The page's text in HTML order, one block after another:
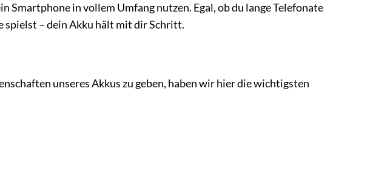
in vollem Umfang nutzen. Egal, ob du lange Telefonate
spielst – dein Akku hält mit dir Schritt.
unseres Akkus zu geben, haben wir hier die wichtigsten